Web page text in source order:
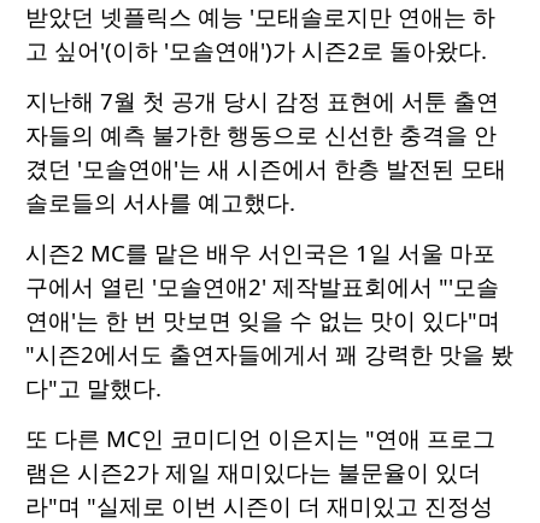
받았던 넷플릭스 예능 '모태솔로지만 연애는 하
고 싶어'(이하 '모솔연애')가 시즌2로 돌아왔다.
지난해 7월 첫 공개 당시 감정 표현에 서툰 출연
자들의 예측 불가한 행동으로 신선한 충격을 안
겼던 '모솔연애'는 새 시즌에서 한층 발전된 모태
솔로들의 서사를 예고했다.
시즌2 MC를 맡은 배우 서인국은 1일 서울 마포
구에서 열린 '모솔연애2' 제작발표회에서 "'모솔
연애'는 한 번 맛보면 잊을 수 없는 맛이 있다"며
"시즌2에서도 출연자들에게서 꽤 강력한 맛을 봤
다"고 말했다.
또 다른 MC인 코미디언 이은지는 "연애 프로그
램은 시즌2가 제일 재미있다는 불문율이 있더
라"며 "실제로 이번 시즌이 더 재미있고 진정성